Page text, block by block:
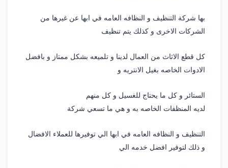
بها شركة التنظيف و النظافه العامه في ابها عن غيرها من
الشركات الاخرى و كذلك يتم تنظيف
كل قطع الاثاث من العمال لدينا و تلميعه بشكل ممتاز و بافضل
الادوات الخاصه بغيل الانتريه و
الستائر و كل ما يحتاج للغسيل و كل منهم
لديه المنظفات الخاصه به و هي ما تسعي شركة
التنظيف و النظافه العامه في ابها الي توفيرها للعملاء الافضال
و ذلك لتوفير افضل خدمه الي